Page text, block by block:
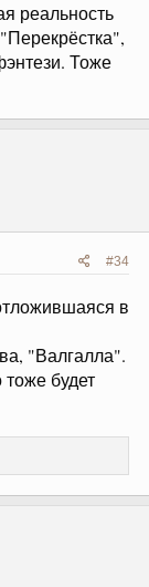
реальность
Тоже
#34
в
"Валгалла".
будет